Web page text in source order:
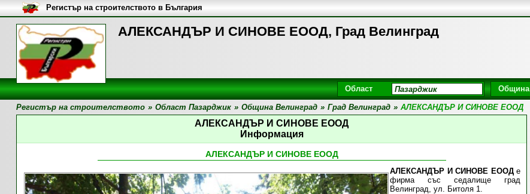
АЛЕКСАНДЪР И СИНОВЕ ЕООД, Град Велинград
Регистър на строителството в България
Област Община
Регистър на строителството » Област Пазарджик » Община Велинград » Град Велинград » АЛЕКСАНДЪР И СИНОВЕ ЕООД
АЛЕКСАНДЪР И СИНОВЕ ЕООД
Информация
АЛЕКСАНДЪР И СИНОВЕ ЕООД
АЛЕКСАНДЪР И СИНОВЕ ЕООДе
фирма със седалище град
Велинград, ул. Битоля 1.